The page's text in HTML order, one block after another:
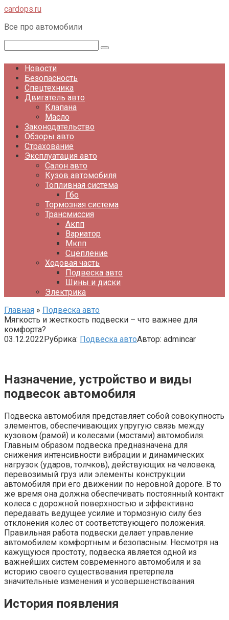
Перейти
контенту
cardops.ru
Все про автомобили
Новости
Безопасность
Спецтехника
Двигатель авто
Клапана
Масло
Законодательство
Обзоры авто
Страхование
Эксплуатация авто
Салон авто
Кузов автомобиля
Топливная система
Гбо
Тормозная система
Трансмиссия
Акпп
Вариатор
Мкпп
Сцепление
Ходовая часть
Подвеска авто
Шины и диски
Электрика
Главная » Подвеска авто
Мягкость и жесткость подвески – что важнее для
комфорта?
03.12.2022Рубрика: Подвеска автоАвтор: admincar
Назначение, устройство и виды
подвесок автомобиля
Подвеска автомобиля представляет собой совокупность
элементов, обеспечивающих упругую связь между
кузовом (рамой) и колесами (мостами) автомобиля.
Главным образом подвеска предназначена для
снижения интенсивности вибрации и динамических
нагрузок (ударов, толчков), действующих на человека,
перевозимый груз или элементы конструкции
автомобиля при его движении по неровной дороге. В то
же время она должна обеспечивать постоянный контакт
колеса с дорожной поверхностью и эффективно
передавать ведущее усилие и тормозную силу без
отклонения колес от соответствующего положения.
Правильная работа подвески делает управление
автомобилем комфортным и безопасным. Несмотря на
кажущуюся простоту, подвеска является одной из
важнейших систем современного автомобиля и за
историю своего существования претерпела
значительные изменения и усовершенствования.
История появления